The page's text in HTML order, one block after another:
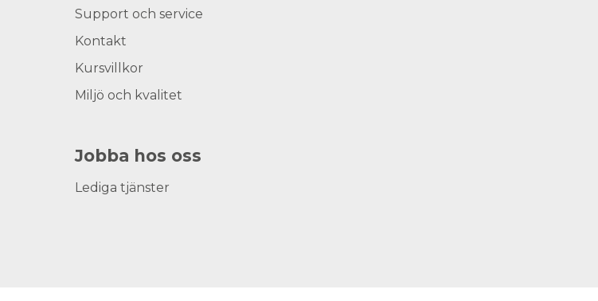
Support och service
Kontakt
Kursvillkor
Miljö och kvalitet
Jobba hos oss
Lediga tjänster